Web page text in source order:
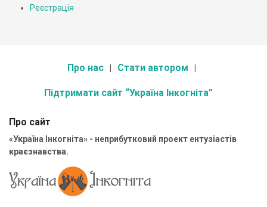
Реєстрація
Про нас Стати автором
Підтримати сайт “Україна Інкогніта”
Про сайт
«Україна Інкогніта» - неприбутковий проект ентузіастів
краєзнавства.